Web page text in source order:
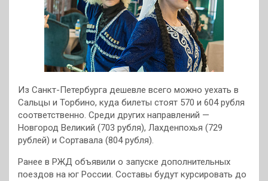
Из Санкт-Петербурга дешевле всего можно уехать в
Сальцы и Торбино, куда билеты стоят 570 и 604 рубля
соответственно. Среди других направлений —
Новгород Великий (703 рубля), Лахденпохья (729
рублей) и Сортавала (804 рубля).
Ранее в РЖД объявили о запуске дополнительных
поездов на юг России. Составы будут курсировать до